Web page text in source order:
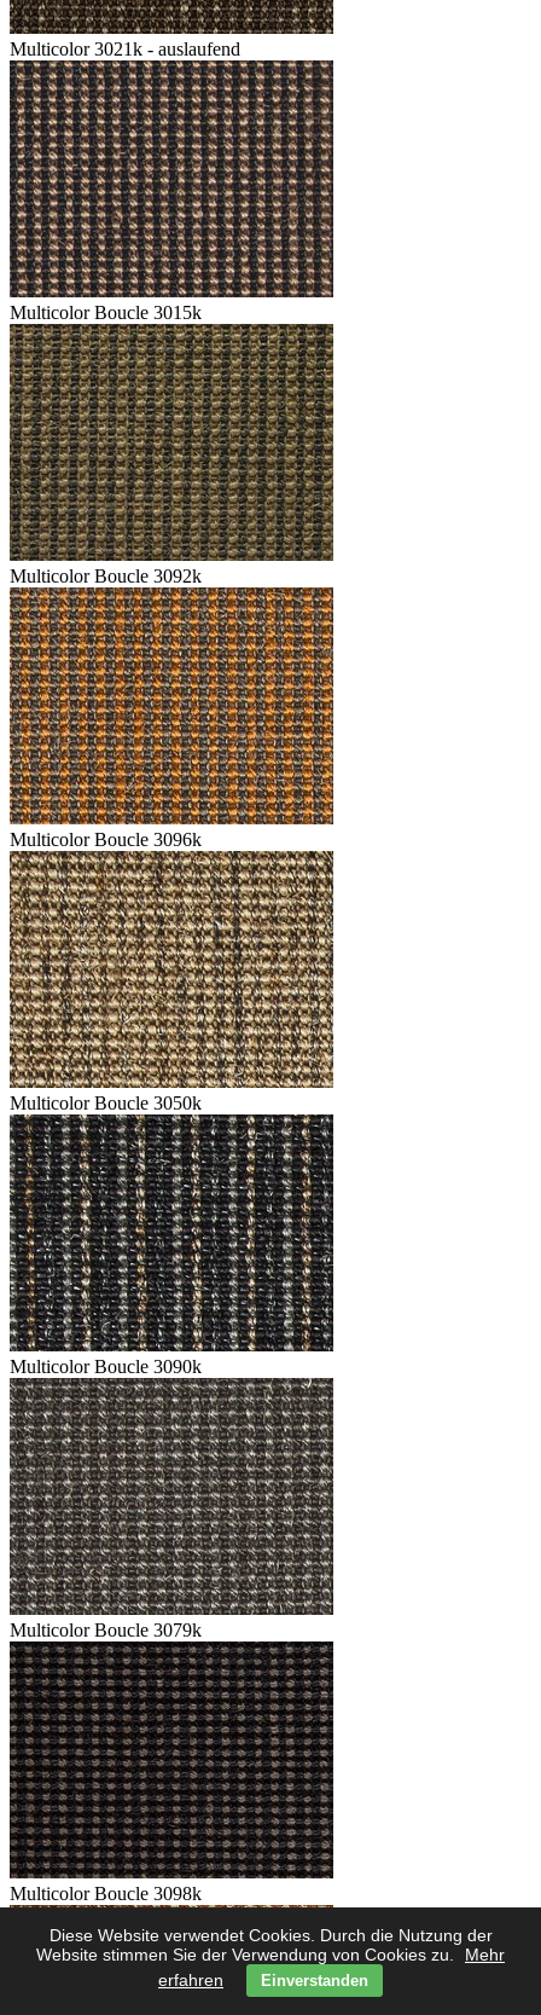
Diese Website verwendet Cookies. Durch die Nutzung der
Website stimmen Sie der Verwendung von Cookies zu.
Mehr
erfahren
Einverstanden
Multicolor 3021k - auslaufend
Multicolor Boucle 3015k
Multicolor Boucle 3092k
Multicolor Boucle 3096k
Multicolor Boucle 3050k
Multicolor Boucle 3090k
Multicolor Boucle 3079k
Multicolor Boucle 3098k